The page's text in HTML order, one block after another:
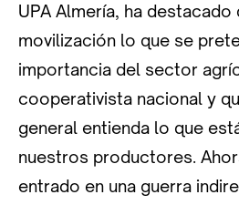
UPA Almería, ha
movilización lo que se
importancia del sector
cooperativista nacional y
general entienda lo que
nuestros productores.
entrado en una guerra